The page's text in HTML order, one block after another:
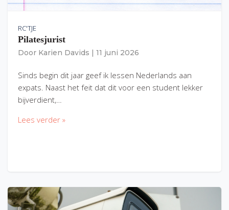
RC'TJE
Pilatesjurist
Door Karien Davids 11 juni 2026
Sinds begin dit jaar geef ik lessen Nederlands aan
expats. Naast het feit dat dit voor een student lekker
bijverdient,…
Lees verder »